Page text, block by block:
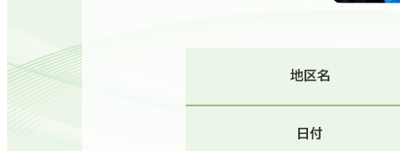
地区名
日付